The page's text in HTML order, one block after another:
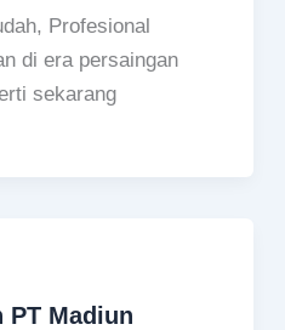
Profesional
di era persaingan
sekarang
PT Madiun